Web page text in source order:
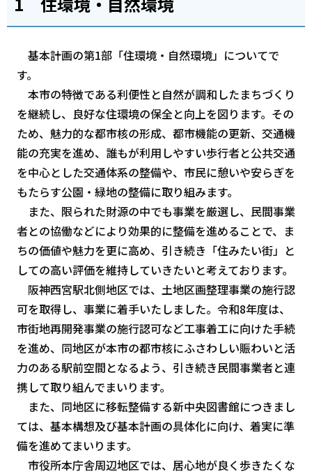
基本計画の第1部「住環境・自然環境」についてで
す。
本市の特徴である利便性と自然が調和したまちづくり
を継続し、良好な住環境の保全と向上を図ります。その
ため、魅力的な都市核の形成、都市機能の更新、交通機
能の充実を進め、誰もが利用しやすい歩行者と公共交通
を中心とした交通体系の整備や、市民に憩いや安らぎを
もたらす公園・緑地の整備に取り組みます。
また、限られた財源の中でも事業を厳選し、民間事業
者との協働などにより効果的に整備を進めることで、ま
ちの価値や魅力を更に高め、引き続き「住みたい街」と
しての高い評価を維持していきたいと考えております。
阪神西宮駅北側地区では、土地区画整理事業の施行認
可を取得し、事業に着手いたしました。令和8年度は、
市街地再開発事業の施行認可など工事着工に向けた手続
を進め、同地区が本市の都市核にふさわしい賑わいと活
力のある駅前空間となるよう、引き続き民間事業者と連
携して取り組んでまいります。
また、同地区に移転整備する新中央図書館につきまし
ては、基本構想及び基本計画の具体化に向け、着実に準
備を進めてまいります。
市役所本庁舎周辺地区では、居心地が良く歩きたくな